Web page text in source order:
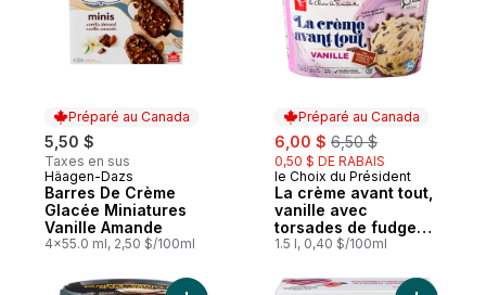
Préparé au Canada
5,50 $
Taxes en sus
Préparé au Canada
Häagen-Dazs
Barres De Crème
Glacée Miniatures
Vanille Amande
4x55.0 ml, 2,50 $/100ml
Préparé au Canada
sale:
6,00 $ , formerly:
6,50 $
0,50 $ DE RABAIS
Préparé au Canada
le Choix du Président
La crème avant tout,
vanille avec
torsades de fudge
au chocolat
1.5 l, 0,40 $/100ml